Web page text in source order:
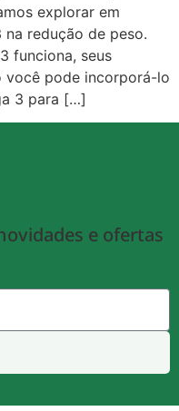
explorar em
redução de peso.
funciona, seus
você pode incorporá-lo
3 para […]
e ofertas